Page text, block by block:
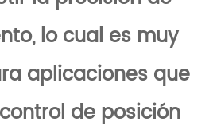
lo cual es muy
aplicaciones que
de posición